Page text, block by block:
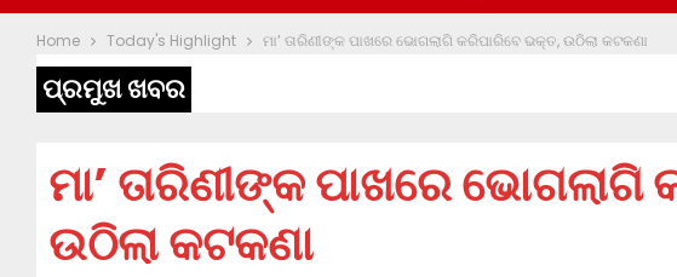
Home Today's Highlight ମା’ ତାରିଣୀଙ୍କ ପାଖରେ ଭୋଗଲାଗି କରିପାରିବେ ଭକ୍ତ, ଉଠିଲା କଟକଣା
ପ୍ରମୁଖ ଖବର
ମା’ ତାରିଣୀଙ୍କ ପାଖରେ
ଉଠିଲା କଟକଣା